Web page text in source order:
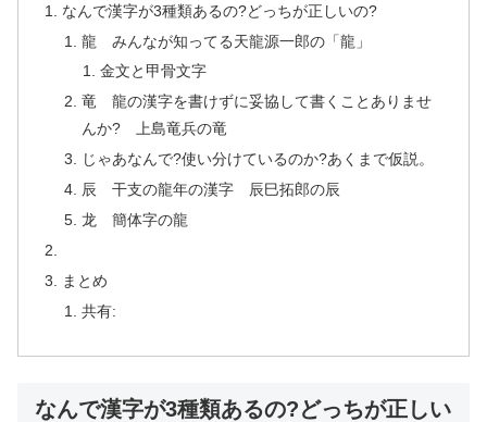
なんで漢字が3種類あるの?どっちが正しいの?
龍 みんなが知ってる天龍源一郎の「龍」
金文と甲骨文字
竜 龍の漢字を書けずに妥協して書くことありませ
んか? 上島竜兵の竜
じゃあなんで?使い分けているのか?あくまで仮説。
辰 干支の龍年の漢字 辰巳拓郎の辰
龙 簡体字の龍
まとめ
共有:
なんで漢字が3種類あるの?どっちが正しい